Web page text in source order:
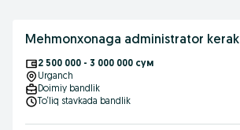
Mehmonxonaga administrator kerak
2 500 000 - 3 000 000 сум
Urganch
Doimiy bandlik
To‘liq stavkada bandlik